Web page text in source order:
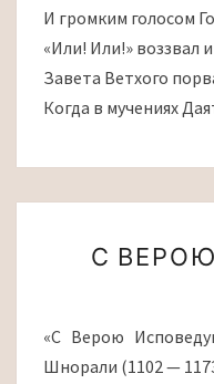
И громким голосом
«Или! Или!» воззвал
Завета Ветхого
Когда в мучениях
С
«С Верою
Шнорали (1102 —